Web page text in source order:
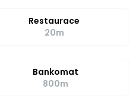
Restaurace
20m
Bankomat
800m